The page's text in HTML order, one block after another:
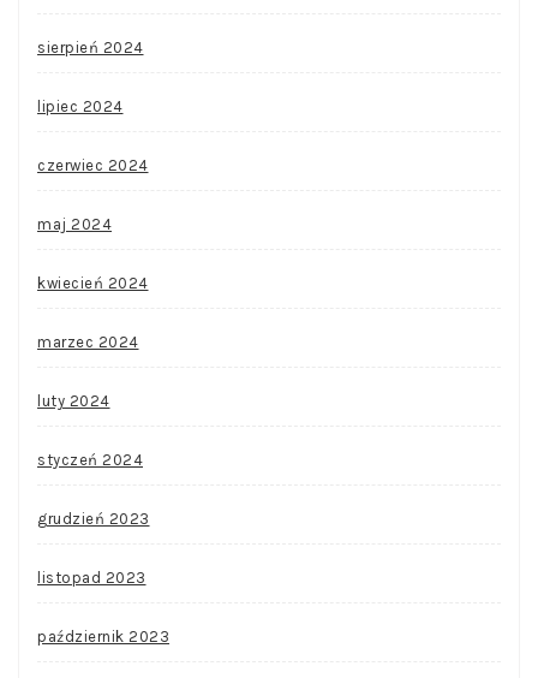
sierpień 2024
lipiec 2024
czerwiec 2024
maj 2024
kwiecień 2024
marzec 2024
luty 2024
styczeń 2024
grudzień 2023
listopad 2023
październik 2023